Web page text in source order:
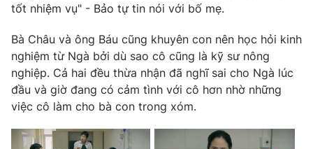
tốt nhiệm vụ" - Bảo tự tin nói với bố mẹ.
Bà Châu và ông Báu cũng khuyên con nên học hỏi kinh
nghiệm từ Ngà bởi dù sao cô cũng là kỹ sư nông
nghiệp. Cả hai đều thừa nhận đã nghĩ sai cho Ngà lúc
đầu và giờ đang có cảm tình với cô hơn nhờ những
việc cô làm cho bà con trong xóm.